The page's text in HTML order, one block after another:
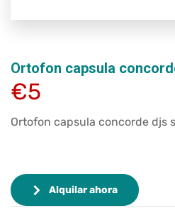
Ortofon capsula
€5
Ortofon capsula concorde djs
Alquilar ahora